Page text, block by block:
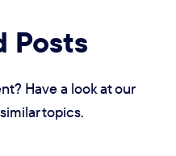
Posts
Have a look at our
topics.